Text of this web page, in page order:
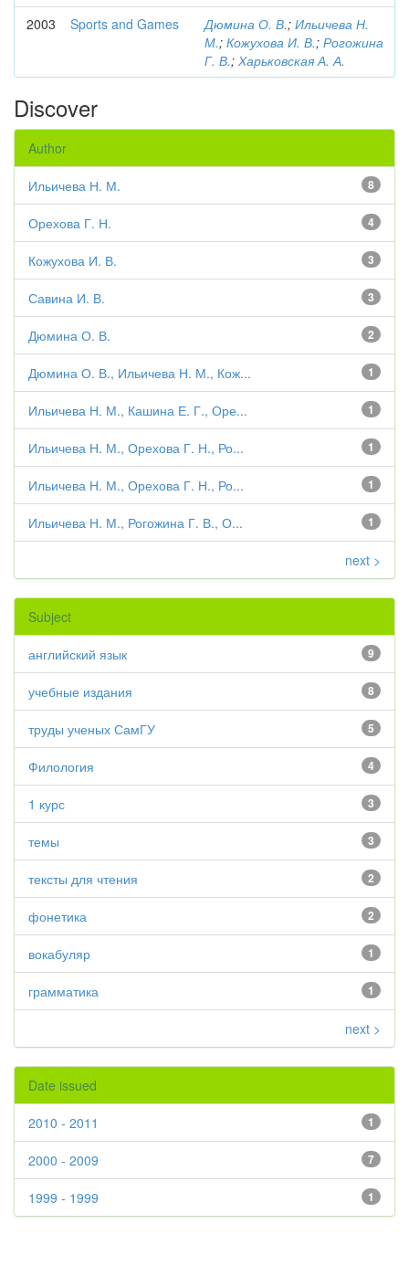
2003
Sports and Games Дюмина О. В.; Ильичева Н.
М.; Кожухова И. В.; Рогожина
Г. В.; Харьковская А. А.
Discover
Author
8
Ильичева Н. М.
4
Орехова Г. Н.
3
Кожухова И. В.
3
Савина И. В.
2
Дюмина О. В.
1
Дюмина О. В., Ильичева Н. М., Кож...
1
Ильичева Н. М., Кашина Е. Г., Оре...
1
Ильичева Н. М., Орехова Г. Н., Ро...
1
Ильичева Н. М., Орехова Г. Н., Ро...
1
Ильичева Н. М., Рогожина Г. В., О...
next >
Subject
9
английский язык
8
учебные издания
5
труды ученых СамГУ
4
Филология
3
1 курс
3
темы
2
тексты для чтения
2
фонетика
1
вокабуляр
1
грамматика
next >
Date issued
1
2010 - 2011
7
2000 - 2009
1
1999 - 1999